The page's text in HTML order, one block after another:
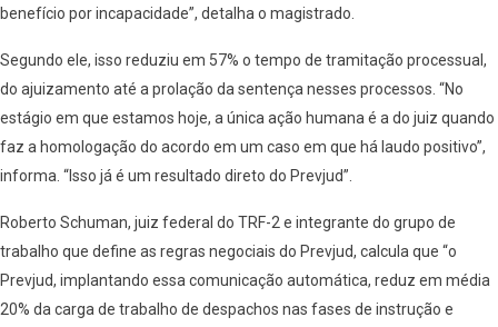
benefício por incapacidade”, detalha o magistrado.
Segundo ele, isso reduziu em 57% o tempo de tramitação processual,
do ajuizamento até a prolação da sentença nesses processos. “No
estágio em que estamos hoje, a única ação humana é a do juiz quando
faz a homologação do acordo em um caso em que há laudo positivo”,
informa. “Isso já é um resultado direto do Prevjud”.
Roberto Schuman, juiz federal do TRF-2 e integrante do grupo de
trabalho que define as regras negociais do Prevjud, calcula que “o
Prevjud, implantando essa comunicação automática, reduz em média
20% da carga de trabalho de despachos nas fases de instrução e